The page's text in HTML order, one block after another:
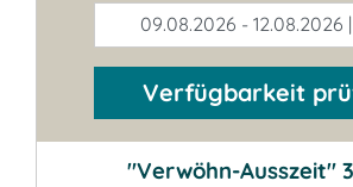
09.08.2026 - 12.08.2026
Verfügbarkeit
"Verwöhn-Ausszeit"